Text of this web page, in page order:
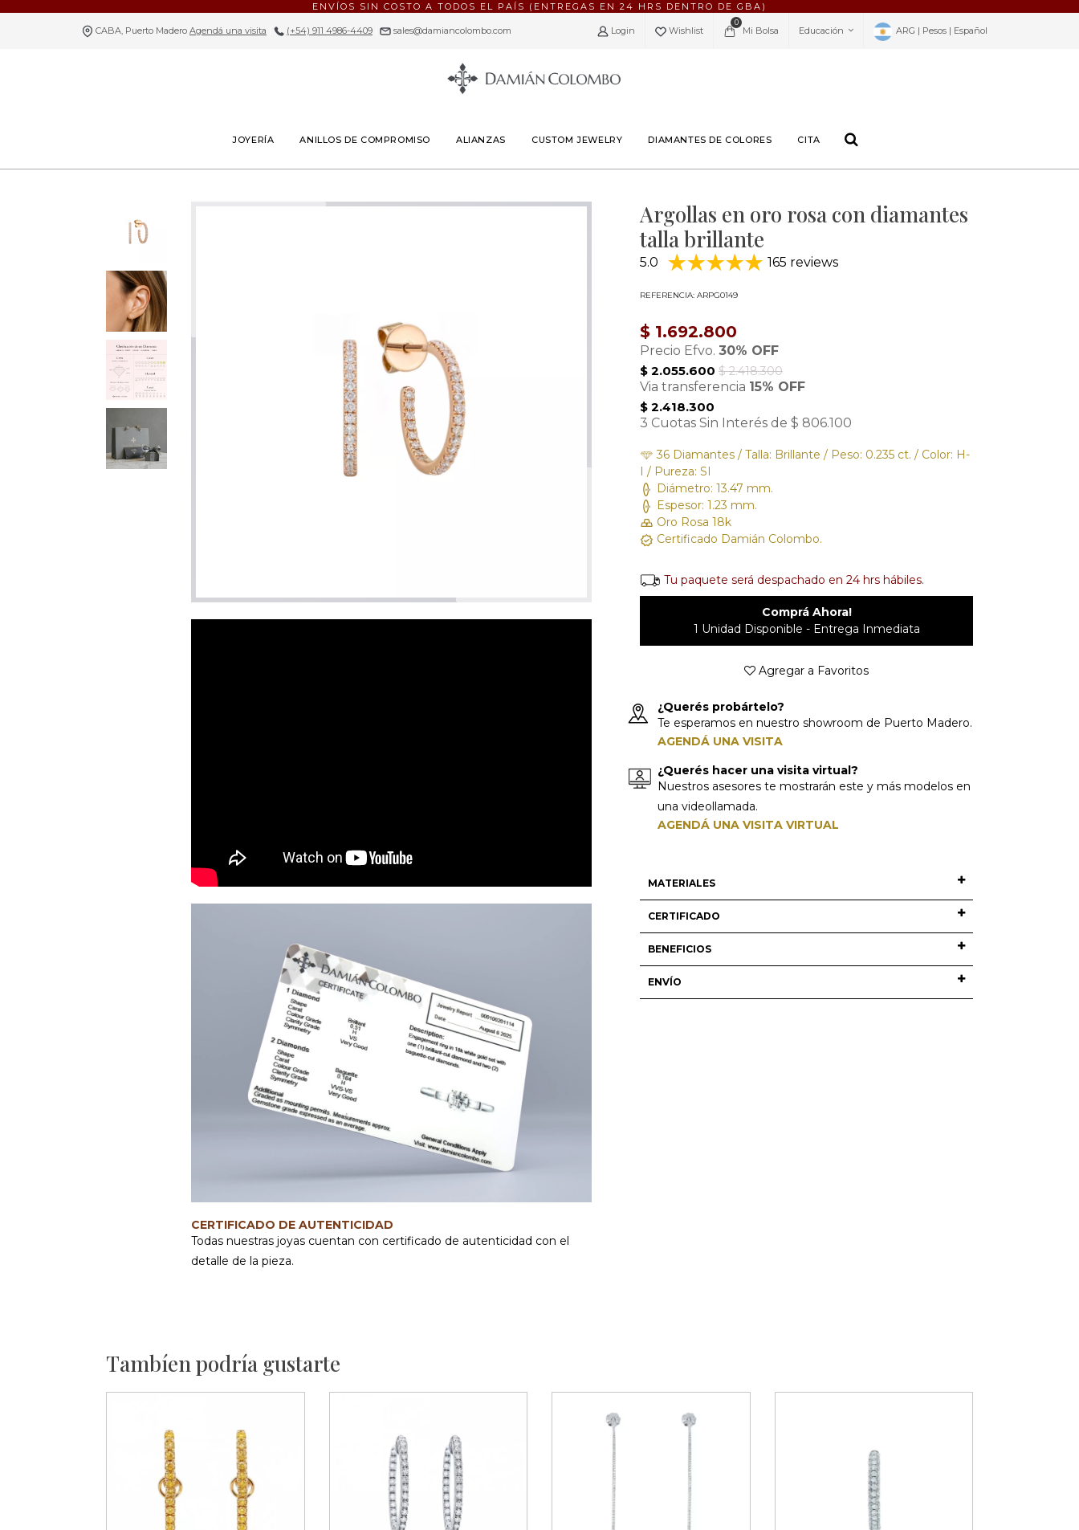
ENVÍOS SIN COSTO A TODOS EL PAÍS (ENTREGAS EN 24 HRS DENTRO DE GBA)
CABA, Puerto Madero Agendá una visita (+54) 911 4986-4409 sales@damiancolombo.com Login Wishlist
0
Mi Bolsa Educación ARG | Pesos | Español
JOYERÍA ANILLOS DE COMPROMISO ALIANZAS CUSTOM JEWELRY DIAMANTES DE COLORES CITA
CERTIFICADO DE AUTENTICIDAD
Todas nuestras joyas cuentan con certificado de autenticidad con el
detalle de la pieza.
Argollas en oro rosa con diamantes
talla brillante
5.0 165 reviews
REFERENCIA: ARPG0149
$ 1.692.800
Precio Efvo. 30% OFF
$ 2.055.600 $ 2.418.300
Via transferencia 15% OFF
$ 2.418.300
3 Cuotas Sin Interés de $ 806.100
36 Diamantes / Talla: Brillante / Peso: 0.235 ct. / Color: H-
I / Pureza: SI
Diámetro: 13.47 mm.
Espesor: 1.23 mm.
Oro Rosa 18k
Certificado Damián Colombo.
Tu paquete será despachado en 24 hrs hábiles.
Comprá Ahora!
1 Unidad Disponible - Entrega Inmediata
Agregar a Favoritos
¿Querés probártelo?
Te esperamos en nuestro showroom de Puerto Madero.
AGENDÁ UNA VISITA
¿Querés hacer una visita virtual?
Nuestros asesores te mostrarán este y más modelos en
una videollamada.
AGENDÁ UNA VISITA VIRTUAL
MATERIALES
CERTIFICADO
BENEFICIOS
ENVÍO
Tambíen podría gustarte